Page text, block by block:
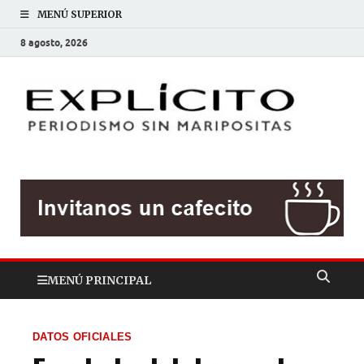
MENÚ SUPERIOR
8 agosto, 2026
MENÚ PRINCIPAL
DATOS OFICIALES